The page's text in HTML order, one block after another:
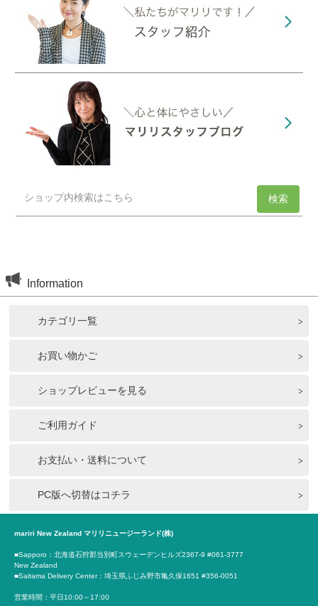
Information
カテゴリ一覧
お買い物かご
ショップレビューを見る
ご利用ガイド
お支払い・送料について
PC版へ切替はコチラ
mariri New Zealand マリリニュージーランド(株)
■Sapporo：北海道石狩郡当別町スウェーデンヒルズ2367-9 #061-3777
New Zealand
■Saitama Delivery Center：埼玉県ふじみ野市亀久保1651 #356-0051
営業時間：平日10:00～17:00